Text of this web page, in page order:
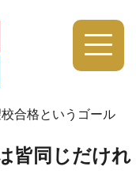
合格というゴール
皆同じだけれ